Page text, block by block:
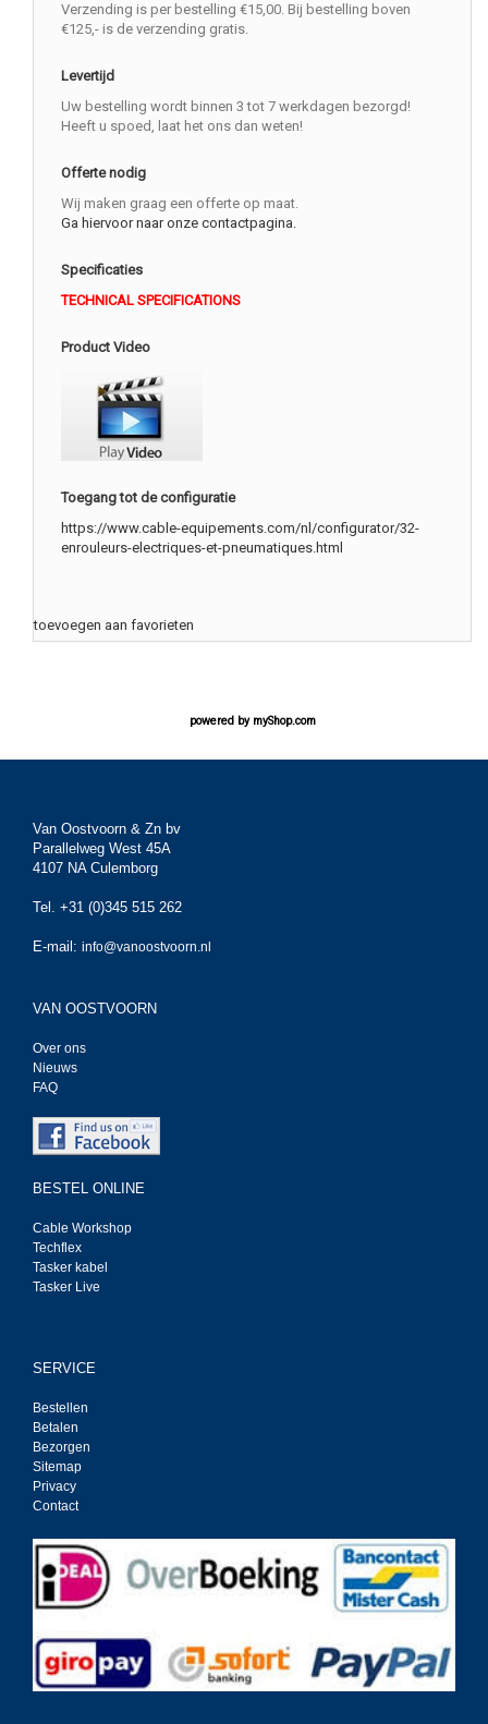
Verzending is per bestelling €15,00. Bij bestelling boven
€125,- is de verzending gratis.
Levertijd
Uw bestelling wordt binnen 3 tot 7 werkdagen bezorgd!
Heeft u spoed, laat het ons dan weten!
Offerte nodig
Wij maken graag een offerte op maat.
Ga hiervoor naar onze contactpagina.
Specificaties
TECHNICAL SPECIFICATIONS
Product Video
Toegang tot de configuratie
https://www.cable-equipements.com/nl/configurator/32-
enrouleurs-electriques-et-pneumatiques.html
toevoegen aan favorieten
powered by myShop.com
Van Oostvoorn & Zn bv
Parallelweg West 45A
4107 NA Culemborg
Tel. +31 (0)345 515 262
E-mail: info@vanoostvoorn.nl
VAN OOSTVOORN
Over ons
Nieuws
FAQ
BESTEL ONLINE
Cable Workshop
Techflex
Tasker kabel
Tasker Live
SERVICE
Bestellen
Betalen
Bezorgen
Sitemap
Privacy
Contact